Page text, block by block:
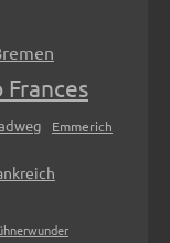
Frances
Emmerich